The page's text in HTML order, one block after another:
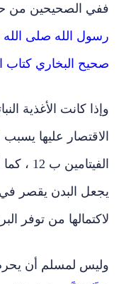
ففي الصحيحين من
رسول الله صلى الله
صحيح البخاري كتاب
وإذا كانت الأغذية
الاقتصار عليها
يجعل البدن يقصر في
لاكتمالها من توفر
وليس لمسلم أن